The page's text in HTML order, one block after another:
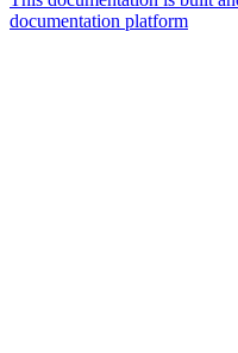
documentation platform